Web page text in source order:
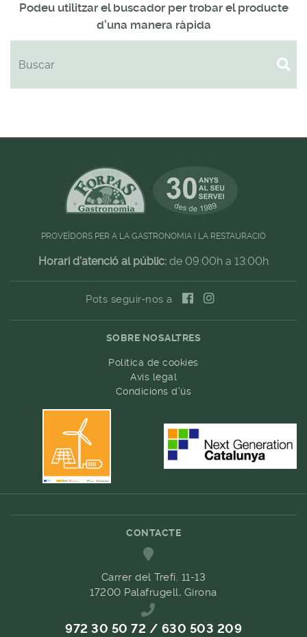
Podeu utilitzar el buscador per trobar el producte
d'una manera ràpida
PROVEÏDORS PER A LA GASTRONOMIA I LA RESTAURACIÓ
Horari d'atenció al públic: de 09:00h a 13:00h
Pots seguir-nos a
SOBRE NOSALTRES
Política de cookies
Avís legal
Condicions d'ús
CONTACTE
Carrer del Trefí. 11-13
17200 Palafrugell, Girona
972 30 50 72 / 630 503 209